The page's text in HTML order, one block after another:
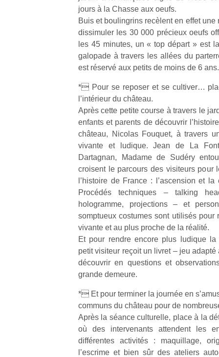
jours à la Chasse aux oeufs.
Buis et boulingrins recèlent en effet
dissimuler les 30 000 précieux oeufs
les 45 minutes, un « top départ » est
galopade à travers les allées du
est réservé aux petits de moins de 6 ans.
* Pour se reposer et se cultiver…
l’intérieur du château.
Après cette petite course à travers le
enfants et parents de découvrir
château, Nicolas Fouquet, à travers
vivante et ludique. Jean de La
Dartagnan, Madame de Sudéry
croisent le parcours des visiteurs pour
l’histoire de France : l’ascension et
Procédés techniques – talking
hologramme, projections – et
somptueux costumes sont utilisés pour
vivante et au plus proche de la réalité.
Et pour rendre encore plus ludique
petit visiteur reçoit un livret – jeu
découvrir en questions et
grande demeure.
* Et pour terminer la journée en
communs du château pour de
Après la séance culturelle, place à la
où des intervenants attendent les
différentes activités : maquillage,
l’escrime et bien sûr des ateliers